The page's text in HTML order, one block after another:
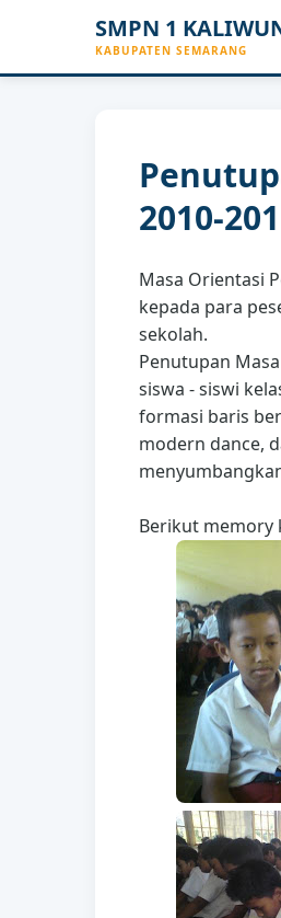
SMPN 1
KABUPATEN SEMARANG
2010-
Masa Orientasi
kepada para
sekolah.
Penutupan
siswa - siswi
formasi baris
modern dance,
Berikut memory